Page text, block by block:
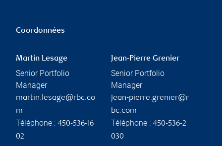
Coordonnées
Martin Lesage
Senior Portfolio
Manager
martin.lesage@rbc.co
m
Téléphone : 450-536-16
02
Jean-Pierre Grenier
Senior Portfolio
Manager
jean-pierre.grenier@r
bc.com
Téléphone : 450-536-2
030